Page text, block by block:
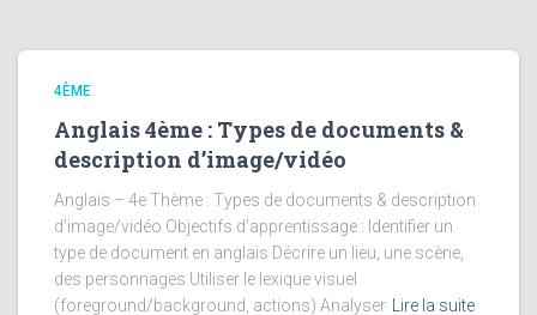
4ÈME
Anglais 4ème : Types de documents &
description d’image/vidéo
Anglais – 4e Thème : Types de documents & description
d’image/vidéo Objectifs d’apprentissage : Identifier un
type de document en anglais Décrire un lieu, une scène,
des personnages Utiliser le lexique visuel
(foreground/background, actions) Analyser Lire la suite